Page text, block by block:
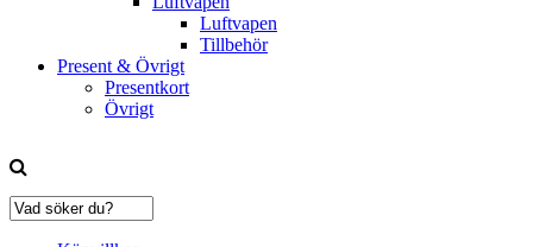
Luftvapen
Tillbehör
Present & Övrigt
Presentkort
Övrigt